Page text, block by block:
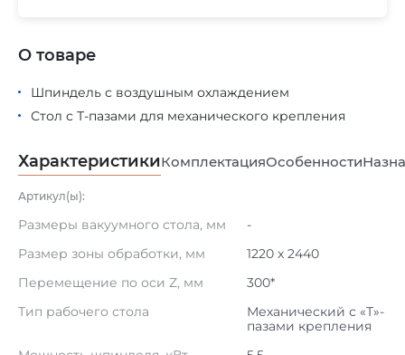
Шпиндель с воздушным охлаждением
Стол с Т-пазами для механического крепления
О товаре
ХарактеристикиКомплектацияОсобенности
Артикул(ы):
Размеры вакуумного стола, мм
-
Размер зоны обработки, мм
1220 x 2440
Перемещение по оси Z, мм
300*
Тип рабочего стола
Механический с «Т»-
пазами крепления